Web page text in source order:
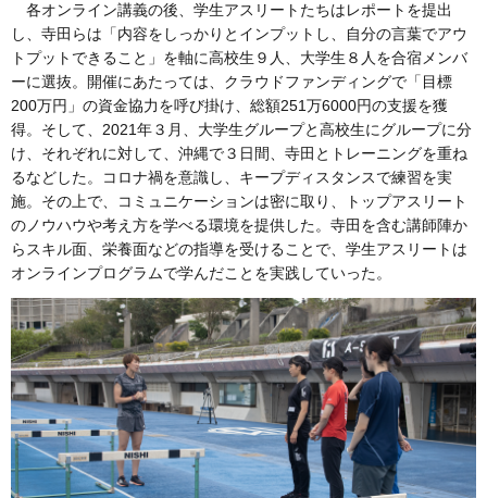
各オンライン講義の後、学生アスリートたちはレポートを提出
し、寺田らは「内容をしっかりとインプットし、自分の言葉でアウ
トプットできること」を軸に高校生９人、大学生８人を合宿メンバ
ーに選抜。開催にあたっては、クラウドファンディングで「目標
200万円」の資金協力を呼び掛け、総額251万6000円の支援を獲
得。そして、2021年３月、大学生グループと高校生にグループに分
け、それぞれに対して、沖縄で３日間、寺田とトレーニングを重ね
るなどした。コロナ禍を意識し、キープディスタンスで練習を実
施。その上で、コミュニケーションは密に取り、トップアスリート
のノウハウや考え方を学べる環境を提供した。寺田を含む講師陣か
らスキル面、栄養面などの指導を受けることで、学生アスリートは
オンラインプログラムで学んだことを実践していった。